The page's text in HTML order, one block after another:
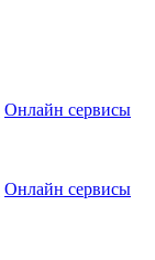
Онлайн сервисы
Онлайн сервисы